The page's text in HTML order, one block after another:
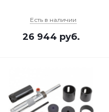
Есть в наличии
26 944 руб.